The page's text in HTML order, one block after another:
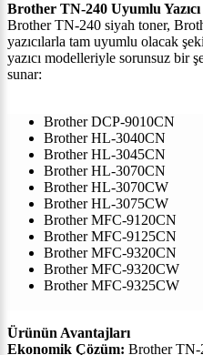
Brother TN-240 Uyumlu
Brother TN-240 siyah toner,
yazıcılarla tam uyumlu olacak
yazıcı modelleriyle sorunsuz bir
sunar:
Brother DCP-9010CN
Brother HL-3040CN
Brother HL-3045CN
Brother HL-3070CN
Brother HL-3070CW
Brother HL-3075CW
Brother MFC-9120CN
Brother MFC-9125CN
Brother MFC-9320CN
Brother MFC-9320CW
Brother MFC-9325CW
Ürünün Avantajları
Ekonomik Çözüm: Brother TN-